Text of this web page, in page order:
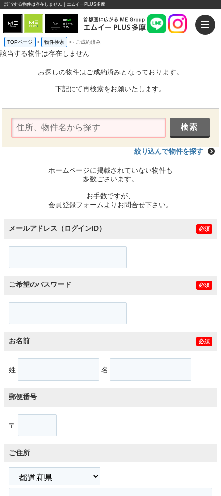
該当する物件は存在しません｜エムイーPLUS多摩
TOPページ > 物件検索 >- ご成約済み
該当する物件は存在しません
お探しの物件はご成約済みとなっております。
下記にて再検索をお願いたします。
絞り込んで物件を探す
ホームページに掲載されていない物件も
多数ございます。
お手数ですが、
会員登録フォームよりお問合せ下さい。
メールアドレス（ログインID） 必須
ご希望のパスワード 必須
お名前 必須
姓 名
郵便番号
〒
ご住所